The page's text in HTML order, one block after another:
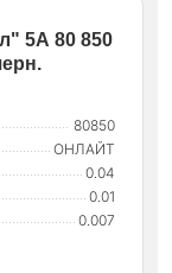
5А 80 850
80850
ОНЛАЙТ
0.04
0.01
0.007